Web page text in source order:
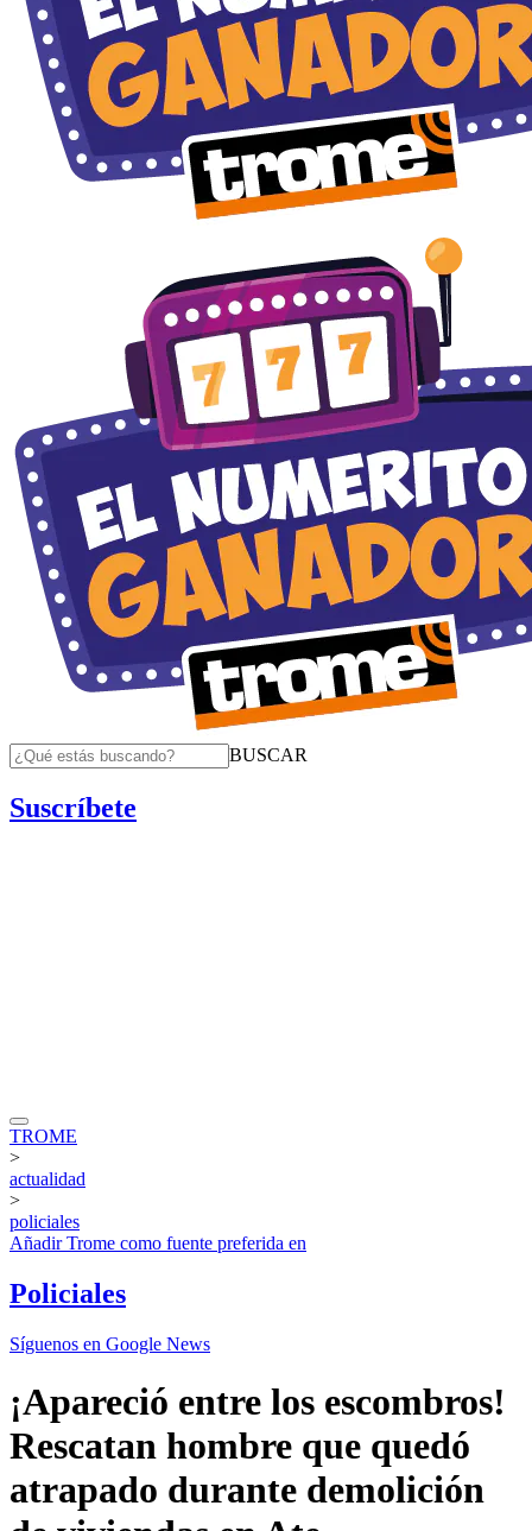
BUSCAR
Suscríbete
TROME
>
actualidad
>
policiales
AñadirTrome como fuente preferida en
Policiales
Síguenos en Google News
¡Apareció entre los escombros!
Rescatan hombre que quedó
atrapado durante demolición